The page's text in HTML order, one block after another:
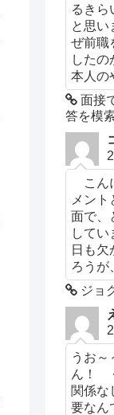
るきら
と思い
ぜ前職
したの
本人の
面接
答を模
こん
メン
面で、
して
日も欠
ろうが
ジョ
うお
ん！
関係な
要なん